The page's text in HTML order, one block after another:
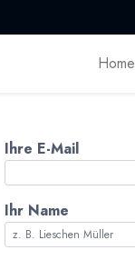
Home
Ihre E-Mail
Ihr Name